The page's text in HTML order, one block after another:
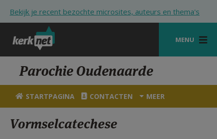
Bekijk je recent bezochte microsites, auteurs en thema's
MENU
STARTPAGINA
KERK
VIERINGEN
SHOP
Parochie Oudenaarde
STARTPAGINA CONTACTEN MEER
Vormselcatechese